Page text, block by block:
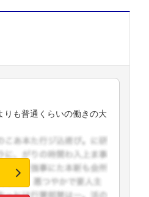
も普通くらいの働きの大